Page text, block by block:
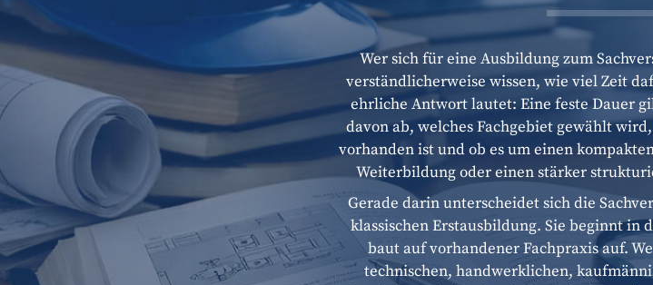
Wer sich für eine Ausbildung zum
verständlicherweise wissen, wie viel Zeit
ehrliche Antwort lautet: Eine feste Dauer
davon ab, welches Fachgebiet gewählt
vorhanden ist und ob es um einen
Weiterbildung oder einen stärker
Gerade darin unterscheidet sich die
klassischen Erstausbildung. Sie beginnt in
baut auf vorhandener Fachpraxis auf.
technischen, handwerklichen,